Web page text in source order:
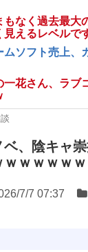
もなく過去最大
見えるレベルで
ムソフト売上、
一花さん、ラブ
ベ、陰キャ
ｗｗｗｗｗｗ
7/7 07:37